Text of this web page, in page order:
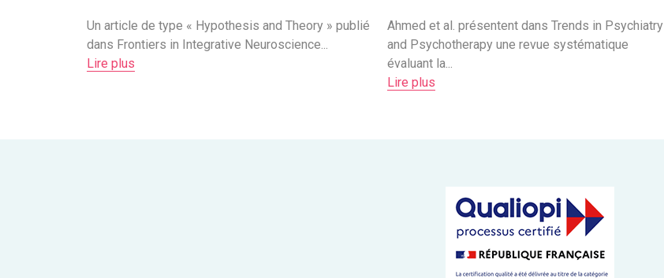
de l’EMDR
Un article de type « Hypothesis and Theory » publié
dans Frontiers in Integrative Neuroscience...
Lire plus
Ahmed et al. présentent dans Trends in Psychiatry
and Psychotherapy une revue systématique
évaluant la...
Lire plus